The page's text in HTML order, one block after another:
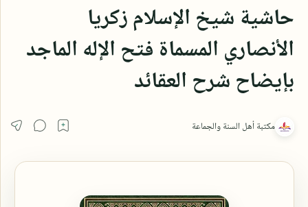
حاشية شيخ الإسلام زكريا
الأنصاري المسماة فتح الإله الماجد
بإيضاح شرح العقائد